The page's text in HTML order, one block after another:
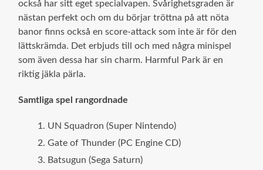
också har sitt eget specialvapen. Svårighetsgraden är
nästan perfekt och om du börjar tröttna på att nöta
banor finns också en score-attack som inte är för den
lättskrämda. Det erbjuds till och med några minispel
som även dessa har sin charm. Harmful Park är en
riktig jäkla pärla.
Samtliga spel rangordnade
UN Squadron (Super Nintendo)
Gate of Thunder (PC Engine CD)
Batsugun (Sega Saturn)